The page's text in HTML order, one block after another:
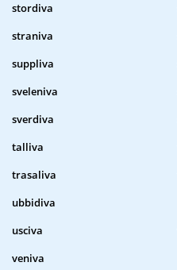
stordiva
straniva
suppliva
sveleniva
sverdiva
talliva
trasaliva
ubbidiva
usciva
veniva